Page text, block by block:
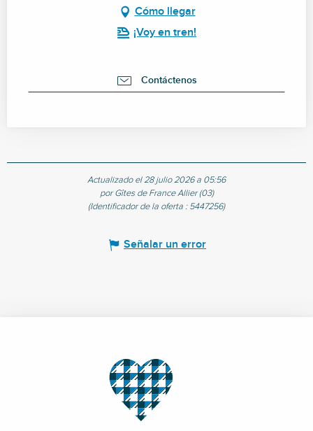
Cómo llegar
¡Voy en tren!
Contáctenos
Actualizado el 28 julio 2026 a 05:56
por Gîtes de France Allier (03)
(Identificador de la oferta : 5447256)
Señalar un error